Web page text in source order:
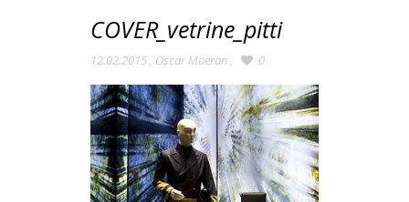
COVER_vetrine_pitti
12.02.2015, Oscar Maeran, 0